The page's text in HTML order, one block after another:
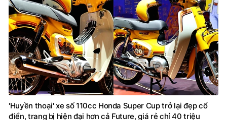
'Huyền thoại' xe số 110cc Honda Super Cup trở lại đẹp cổ
điển, trang bị hiện đại hơn cả Future, giá rẻ chỉ 40 triệu